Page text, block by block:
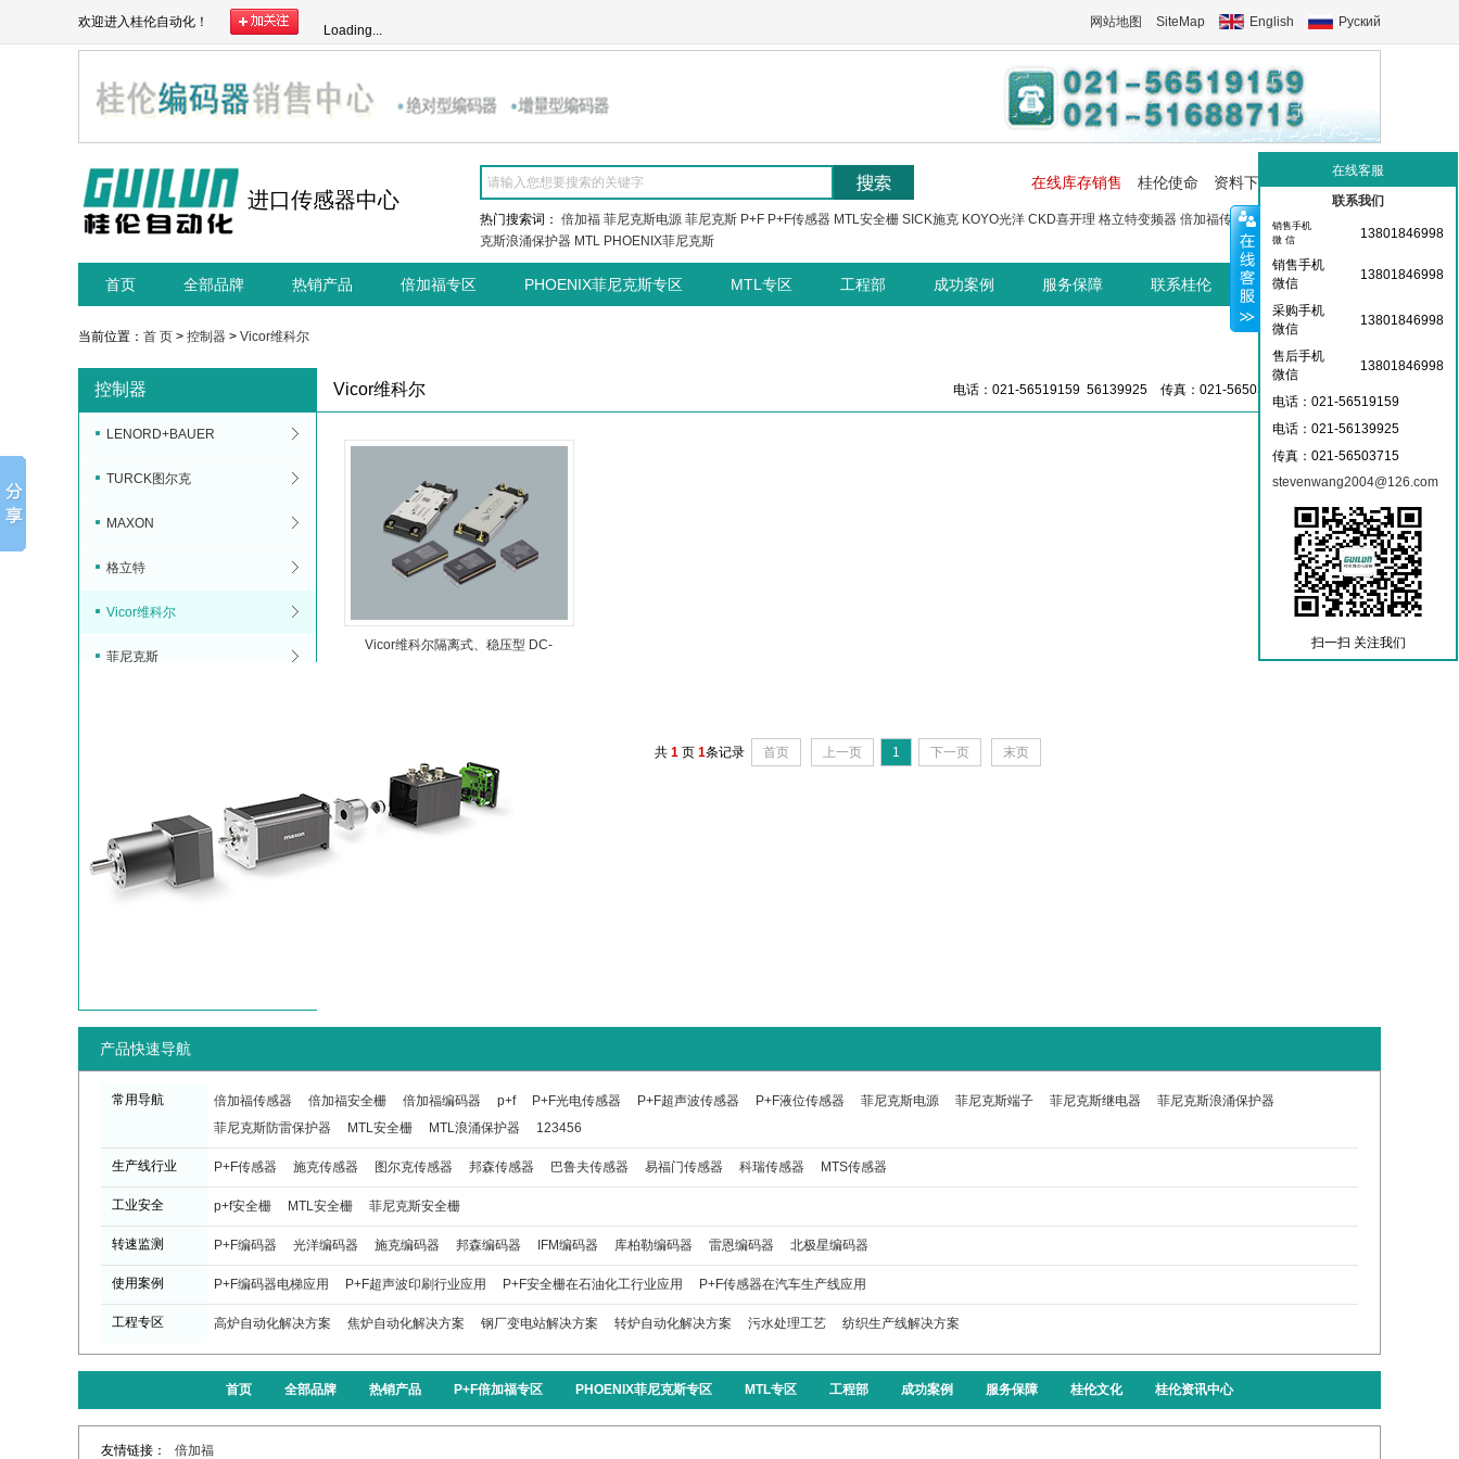
欢迎进入桂伦自动化！
Loading...
网站地图 SiteMap English Руский
进口传感器中心
在线库存销售 桂伦使命 资料下载 工控交流中心
热门搜索词： 倍加福 菲尼克斯电源 菲尼克斯 P+F P+F传感器 MTL安全栅 SICK施克 KOYO光洋 CKD喜开理 格立特变频器 倍加福传感器 菲尼克斯端子
克斯浪涌保护器 MTL PHOENIX菲尼克斯
首页 全部品牌 热销产品 倍加福专区 PHOENIX菲尼克斯专区 MTL专区 工程部 成功案例 服务保障 联系桂伦 桂伦资讯中心
当前位置： 首 页 > 控制器 > Vicor维科尔
控制器
LENORD+BAUER
TURCK图尔克
MAXON
格立特
Vicor维科尔
菲尼克斯
Vicor维科尔 电话：021-56519159 56139925 传真：021-56503715 36359826
Vicor维科尔隔离式、稳压型 DC-
共 1页 1条记录 首页 上一页 1 下一页 末页
产品快速导航
常用导航 倍加福传感器 倍加福安全栅 倍加福编码器 p+f P+F光电传感器 P+F超声波传感器 P+F液位传感器 菲尼克斯电源 菲尼克斯端子 菲尼克斯继电器
菲尼克斯浪涌保护器
菲尼克斯防雷保护器
MTL安全栅 MTL浪涌保护器 123456
生产线行业 P+F传感器 施克传感器 图尔克传感器 邦森传感器 巴鲁夫传感器 易福门传感器 科瑞传感器 MTS传感器
工业安全 p+f安全栅 MTL安全栅 菲尼克斯安全栅
转速监测 P+F编码器 光洋编码器 施克编码器 邦森编码器 IFM编码器 库柏勒编码器 雷恩编码器 北极星编码器
使用案例 P+F编码器电梯应用 P+F超声波印刷行业应用 P+F安全栅在石油化工行业应用 P+F传感器在汽车生产线应用
工程专区 高炉自动化解决方案 焦炉自动化解决方案 钢厂变电站解决方案 转炉自动化解决方案 污水处理工艺 纺织生产线解决方案
首页 全部品牌 热销产品 P+F倍加福专区 PHOENIX菲尼克斯专区 MTL专区 工程部 成功案例 服务保障 桂伦文化 桂伦资讯中心
友情链接： 倍加福
在线客服
联系我们
销售手机
微 信
13801846998
销售手机
微信
13801846998
采购手机
微信
13801846998
售后手机
微信
13801846998
电话：021-56519159
电话：021-56139925
传真：021-56503715
stevenwang2004@126.com
扫一扫 关注我们